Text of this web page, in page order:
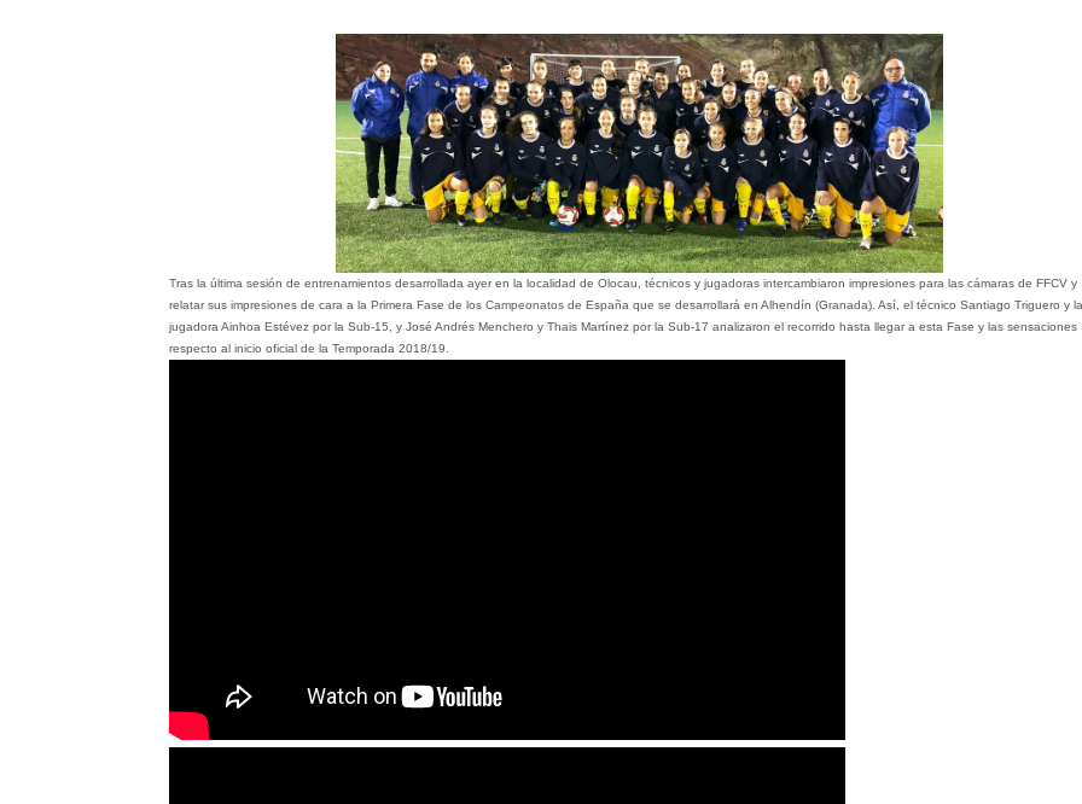
Tras la última sesión de entrenamientos desarrollada ayer en la localidad de Olocau, técnicos y jugadoras intercambiaron impresiones para las cámaras de FFCV y
relatar sus impresiones de cara a la Primera Fase de los Campeonatos de España que se desarrollará en Alhendín (Granada). Así, el técnico Santiago Triguero y la
jugadora Ainhoa Estévez por la Sub-15, y José Andrés Menchero y Thais Martínez por la Sub-17 analizaron el recorrido hasta llegar a esta Fase y las sensaciones
respecto al inicio oficial de la Temporada 2018/19.